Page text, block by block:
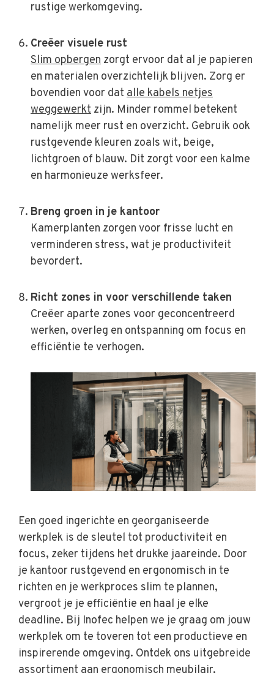
rustige werkomgeving.
Creëer visuele rust
Slim opbergen zorgt ervoor dat al je papieren
en materialen overzichtelijk blijven. Zorg er
bovendien voor dat alle kabels netjes
weggewerkt zijn. Minder rommel betekent
namelijk meer rust en overzicht. Gebruik ook
rustgevende kleuren zoals wit, beige,
lichtgroen of blauw. Dit zorgt voor een kalme
en harmonieuze werksfeer.
Breng groen in je kantoor
Kamerplanten zorgen voor frisse lucht en
verminderen stress, wat je productiviteit
bevordert.
Richt zones in voor verschillende taken
Creëer aparte zones voor geconcentreerd
werken, overleg en ontspanning om focus en
efficiëntie te verhogen.
Een goed ingerichte en georganiseerde
werkplek is de sleutel tot productiviteit en
focus, zeker tijdens het drukke jaareinde. Door
je kantoor rustgevend en ergonomisch in te
richten en je werkproces slim te plannen,
vergroot je je efficiëntie en haal je elke
deadline. Bij Inofec helpen we je graag om jouw
werkplek om te toveren tot een productieve en
inspirerende omgeving. Ontdek ons uitgebreide
assortiment aan ergonomisch meubilair,